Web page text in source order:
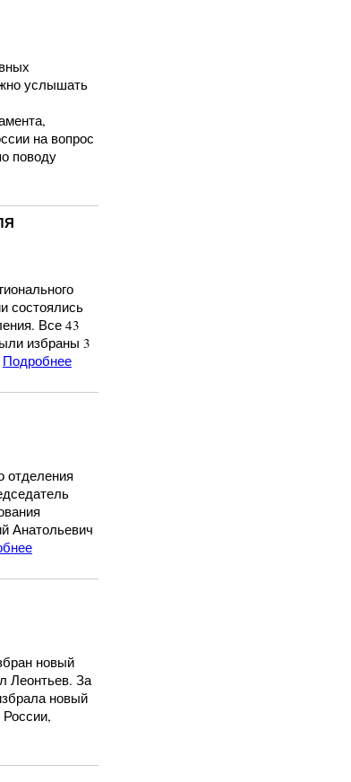
услышать
на вопрос
поводу
состоялись
Все 43
избраны 3
Подробнее
отделения
Анатольевич
новый
Леонтьев. За
новый